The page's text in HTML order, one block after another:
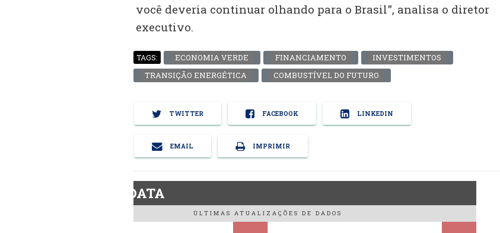
você deveria continuar olhando para o Brasil", analisa o diretor
executivo.
TAGS: ECONOMIA VERDE FINANCIAMENTO
INVESTIMENTOS
TRANSIÇÃO ENERGÉTICA
COMBUSTÍVEL DO FUTURO
TWITTER FACEBOOK LINKEDIN
EMAIL IMPRIMIR
BiodieselDATA
ÚLTIMAS ATUALIZAÇÕES DE DADOS